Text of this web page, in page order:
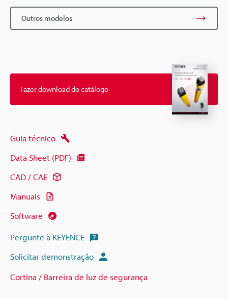
Outros modelos
Fazer download do catálogo
Guia técnico
Data Sheet (PDF)
CAD / CAE
Manuais
Software
Pergunte à KEYENCE
Solicitar demonstração
Cortina / Barreira de luz de segurança